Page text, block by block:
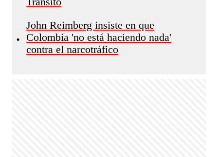
•
John Reimberg insiste en que
Colombia 'no está haciendo nada'
contra el narcotráfico